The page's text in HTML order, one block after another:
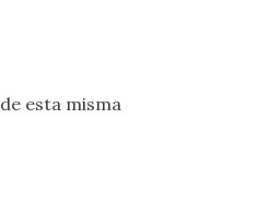
de esta misma